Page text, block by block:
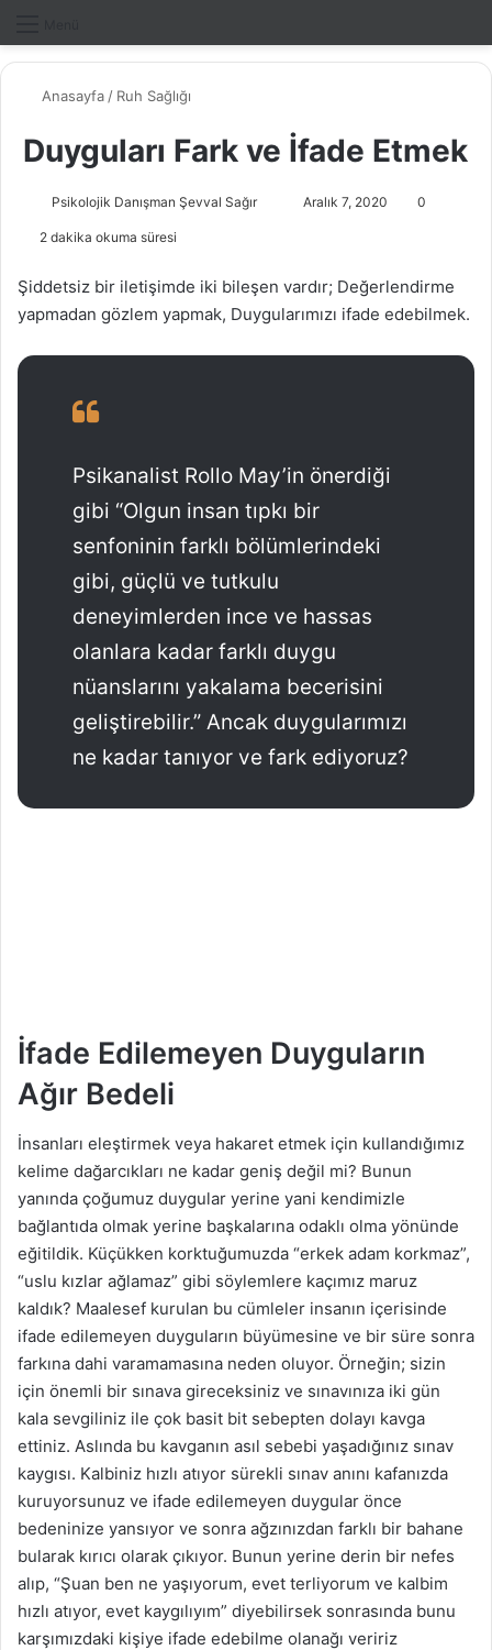
Anasayfa / Ruh Sağlığı
Duyguları Fark ve İfade Etmek
Psikolojik Danışman Şevval Sağır
e
-
o
ö
n
d
m
e
Aralık 7, 2020 0
2 dakika okuma süresi
Şiddetsiz bir iletişimde iki bileşen vardır; Değerlendirme
yapmadan gözlem yapmak, Duygularımızı ifade edebilmek.
Psikanalist Rollo May’in önerdiği
gibi “Olgun insan tıpkı bir
senfoninin farklı bölümlerindeki
gibi, güçlü ve tutkulu
deneyimlerden ince ve hassas
olanlara kadar farklı duygu
nüanslarını yakalama becerisini
geliştirebilir.” Ancak duygularımızı
ne kadar tanıyor ve fark ediyoruz?
İfade Edilemeyen Duyguların
Ağır Bedeli
İnsanları eleştirmek veya hakaret etmek için kullandığımız
kelime dağarcıkları ne kadar geniş değil mi? Bunun
yanında çoğumuz duygular yerine yani kendimizle
bağlantıda olmak yerine başkalarına odaklı olma yönünde
eğitildik. Küçükken korktuğumuzda “erkek adam korkmaz”,
“uslu kızlar ağlamaz” gibi söylemlere kaçımız maruz
kaldık? Maalesef kurulan bu cümleler insanın içerisinde
ifade edilemeyen duyguların büyümesine ve bir süre sonra
farkına dahi varamamasına neden oluyor. Örneğin; sizin
için önemli bir sınava gireceksiniz ve sınavınıza iki gün
kala sevgiliniz ile çok basit bit sebepten dolayı kavga
ettiniz. Aslında bu kavganın asıl sebebi yaşadığınız sınav
kaygısı. Kalbiniz hızlı atıyor sürekli sınav anını kafanızda
kuruyorsunuz ve ifade edilemeyen duygular önce
bedeninize yansıyor ve sonra ağzınızdan farklı bir bahane
bularak kırıcı olarak çıkıyor. Bunun yerine derin bir nefes
alıp, “Şuan ben ne yaşıyorum, evet terliyorum ve kalbim
hızlı atıyor, evet kaygılıyım” diyebilirsek sonrasında bunu
karşımızdaki kişiye ifade edebilme olanağı veririz